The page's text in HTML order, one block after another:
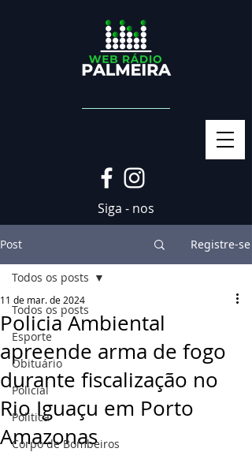
Siga - nos
Post Registre-se
Todos os posts
Esporte
Obituário
Policial
Politica
Corpo de Bombeiros
Todos os posts
Policia Ambiental
apreende arma de fogo
durante fiscalização no
Rio Iguaçu em Porto
Amazonas
11 de mar. de 2024